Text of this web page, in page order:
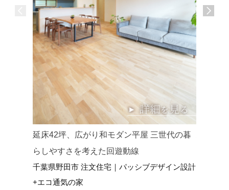
延床42坪、広がり和モダン平屋 三世代の暮
らしやすさを考えた回遊動線
千葉県野田市 注文住宅｜パッシブデザイン設計
+エコ通気の家